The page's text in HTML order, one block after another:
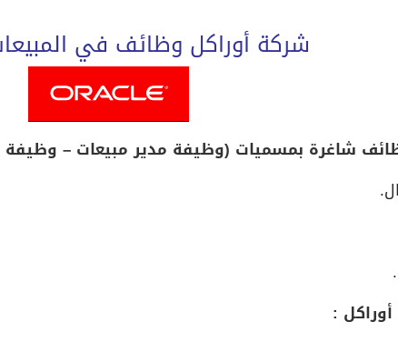
شركة أوراكل وظائف في
شاغرة بمسميات (وظيفة مدير مبيعات – وظيفة
: